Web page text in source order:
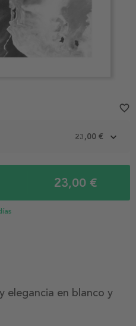
23,00 €
23,00 €
favorite_border
elegancia en blanco y